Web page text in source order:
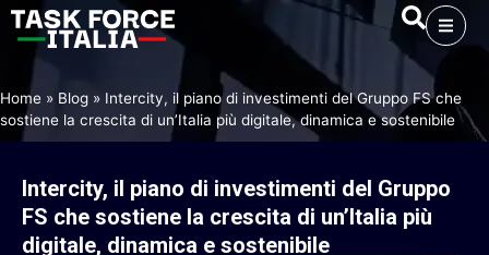
Home » Blog » Intercity, il piano di investimenti del Gruppo FS che
sostiene la crescita di un’Italia più digitale, dinamica e sostenibile
Intercity, il piano di investimenti del Gruppo
FS che sostiene la crescita di un’Italia più
digitale, dinamica e sostenibile